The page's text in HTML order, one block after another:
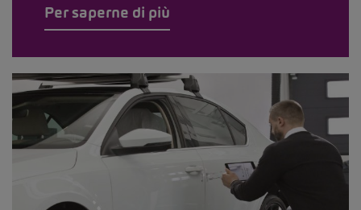
Per saperne di più